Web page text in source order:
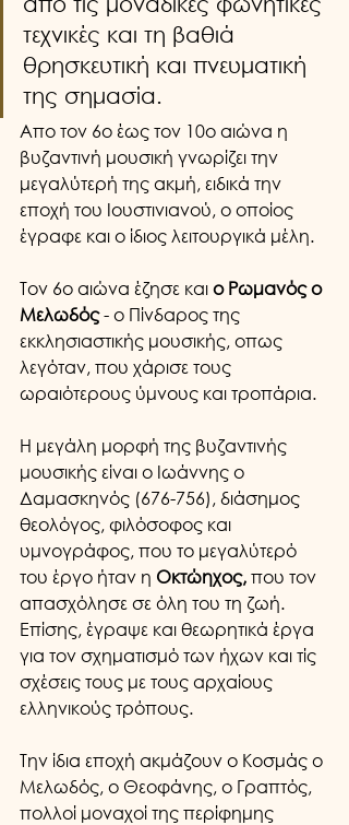
τεχνικές και τη βαθιά
θρησκευτική και πνευματική
της σημασία.
Απο τον 6ο έως τον 10ο αιώνα η
βυζαντινή μουσική γνωρίζει την
μεγαλύτερή της ακμή, ειδικά την
εποχή του Ιουστινιανού, ο οποίος
έγραφε και ο ίδιος λειτουργικά μέλη.
Τον 6ο αιώνα έζησε και ο Ρωμανός ο
Μελωδός - ο Πίνδαρος της
εκκλησιαστικής μουσικής, οπως
λεγόταν, που χάρισε τους
ωραιότερους ύμνους και τροπάρια.
Η μεγάλη μορφή της βυζαντινής
μουσικής είναι ο Ιωάννης ο
Δαμασκηνός (676-756), διάσημος
θεολόγος, φιλόσοφος και
υμνογράφος, που το μεγαλύτερό
του έργο ήταν η Οκτώηχος, που τον
απασχόλησε σε όλη του τη ζωή.
Επίσης, έγραψε και θεωρητικά έργα
για τον σχηματισμό των ήχων και τίς
σχέσεις τους με τους αρχαίους
ελληνικούς τρόπους.
Την ίδια εποχή ακμάζουν ο Κοσμάς ο
Μελωδός, ο Θεοφάνης, ο Γραπτός,
πολλοί μοναχοί της περίφημης